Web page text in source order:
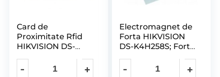
Card de
Proximitate Rfid
HIKVISION DS-
125KHz, Cip: Em
Electromagnet de
Forta HIKVISION
DS-K4H258S; Forta
280kg; Alimentare